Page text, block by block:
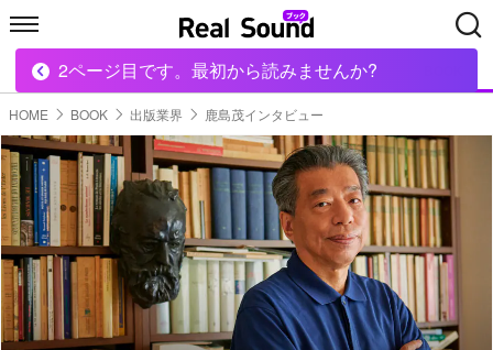
HOME MUSIC MOVIE TECH
HOME BOOK 出版業界 鹿島茂インタビュー
2ページ目です。最初から読みませんか?